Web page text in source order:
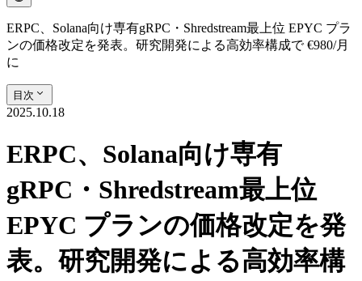
ERPC、Solana向け専有gRPC・Shredstream最上位 EPYC プラ
ンの価格改定を発表。研究開発による高効率構成で €980/月
に
目次
2025.10.18
ERPC、Solana向け専有
gRPC・Shredstream最上位
EPYC プランの価格改定を発
表。研究開発による高効率構